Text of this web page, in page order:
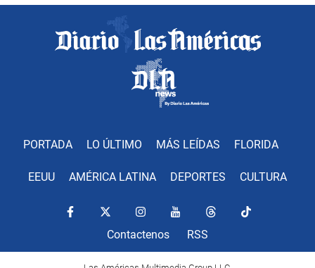
PORTADA LO ÚLTIMO MÁS LEÍDAS FLORIDA
EEUU AMÉRICA LATINA DEPORTES CULTURA
Contactenos RSS